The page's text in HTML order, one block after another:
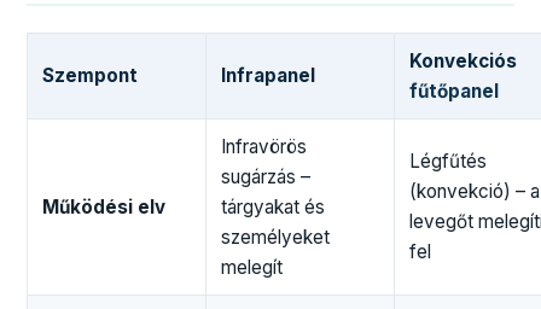
Szempont Infrapanel
Konvekciós
fűtőpanel
Működési elv
Infravörös
sugárzás –
tárgyakat és
személyeket
melegít
Légfűtés
(konvekció) – a
levegőt
fel